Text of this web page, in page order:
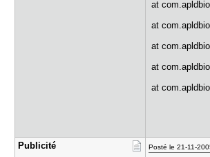
at
at
at
at
at
Publicité Posté le 21-11-